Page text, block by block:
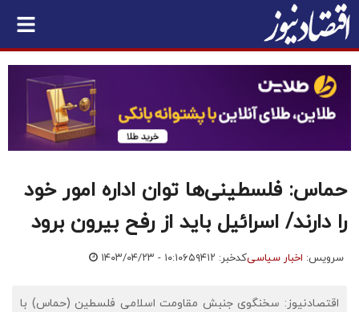
حماس: فلسطینی‌ها توان اداره امور خود
را دارند/ اسرائیل باید از رفح بیرون برود
سرویس: اخبار سیاسیکدخبر: ۶۵۹۴۱۲ ۱۴۰۳/۰۴/۲۳ - ۱۰:۱۰
اقتصادنیوز: سخنگوی جنبش مقاومت اسلامی فلسطین (حماس) با